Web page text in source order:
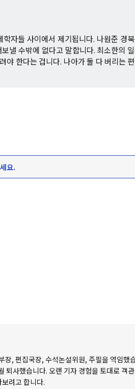
자들 사이에서 제기됩니다. 나원준 경
낼 수밖에 없다고 말합니다. 최소한의
야 한다는 겁니다. 나아가 둘 다 버리는
요.
장, 편집국장, 수석논설위원, 주필을 역임했
퇴사했습니다. 오랜 기자 경험을 토대로 객관
려고 합니다.